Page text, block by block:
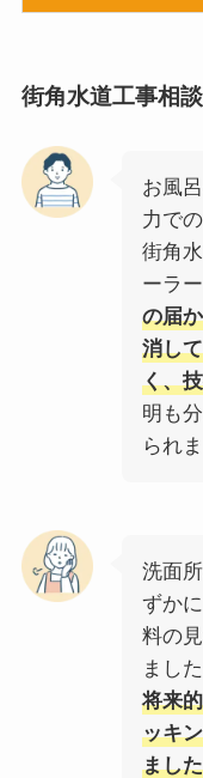
街角水道工事相
お風
力で
街角
ーラ
の届
消し
く、
明も
られ
洗面
ずか
料の
ました
将来
ッキ
まし